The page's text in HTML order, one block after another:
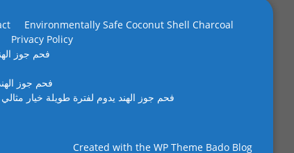
Environmentally Safe Coconut Shell Charcoal
Privacy Policy
فحم جوز
فحم جوز
فحم جوز الهند يدوم لفترة طويلة خيار
Created with the WP Theme Bado Blog